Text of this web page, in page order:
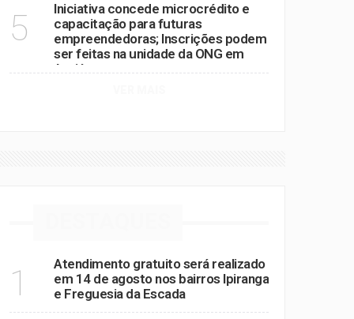
5
Iniciativa concede microcrédito e
capacitação para futuras
empreendedoras; Inscrições podem
ser feitas na unidade da ONG em
Arujá
1
Atendimento gratuito será realizado
em 14 de agosto nos bairros Ipiranga
e Freguesia da Escada